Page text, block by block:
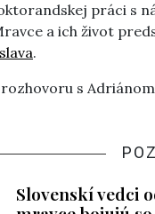
práci s
a ich život
.
s
Slovenskí vedci